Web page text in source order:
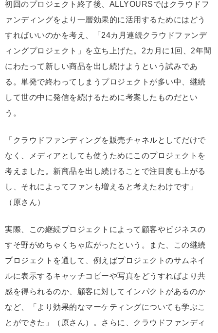
初回のプロジェクト終了後、ALLYOURSではクラウドフ
ァンディングをより一層効果的に活用するためにはどう
すればいいのかを考え、「24カ月連続クラウドファンデ
ィングプロジェクト」を立ち上げた。2カ月に1回、2年間
にわたって新しい商品を出し続けようという試みであ
る。単発で終わってしまうプロジェクトが多い中、継続
して世の中に発信を続けるために考案したものだとい
う。
「クラウドファンディングを販売チャネルとしてだけで
なく、メディアとしても使うためにこのプロジェクトを
考えました。新商品を出し続けることで注目度も上がる
し、それによってファンも増えると考えたわけです」
（原さん）
実際、この継続プロジェクトによって顧客やビジネスの
すそ野がめちゃくちゃ広がったという。また、この継続
プロジェクトを通して、例えばプロジェクトのサムネイ
ルに表示するキャッチコピーや写真をどうすればより共
感を得られるのか、顧客に対してインパクトがあるのか
など、「より効果的なマーケティングについても学ぶこ
とができた」（原さん）。さらに、クラウドファンディ